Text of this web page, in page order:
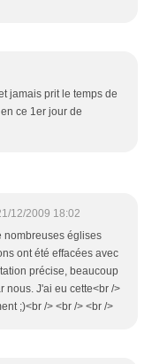
jamais prit le temps de
ce 1er jour de
12/2009 18:02
nombreuses églises
ont été effacées avec
précise, beaucoup
nous. J'ai eu cette<br />
;)<br /> <br /> <br />